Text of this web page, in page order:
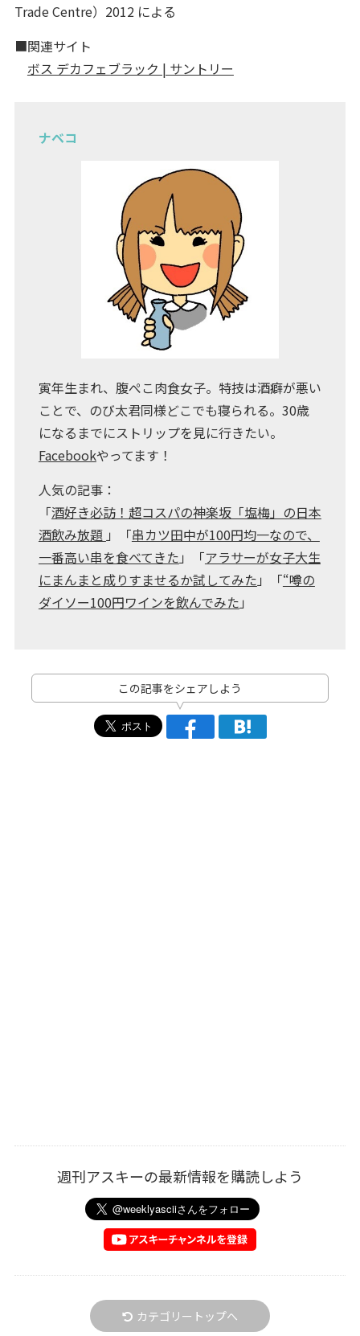
Trade Centre）2012 による
■関連サイト
ボス デカフェブラック | サントリー
ナベコ
寅年生まれ、腹ぺこ肉食女子。特技は酒癖が悪い
ことで、のび太君同様どこでも寝られる。30歳
になるまでにストリップを見に行きたい。
Facebookやってます！
人気の記事：
「酒好き必訪！超コスパの神楽坂「塩梅」の日本
酒飲み放題 」「串カツ田中が100円均一なので、
一番高い串を食べてきた 」「アラサーが女子大生
にまんまと成りすませるか試してみた 」「“噂の
ダイソー100円ワインを飲んでみた 」
この記事をシェアしよう
週刊アスキーの最新情報を購読しよう
カテゴリートップへ